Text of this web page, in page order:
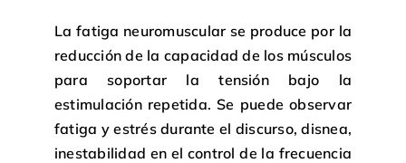
La fatiga neuromuscular se produce por la
reducción de la capacidad de los músculos
para soportar la tensión bajo la
estimulación repetida. Se puede observar
fatiga y estrés durante el discurso, disnea,
inestabilidad en el control de la frecuencia